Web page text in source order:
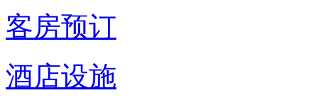
客房预订
酒店设施